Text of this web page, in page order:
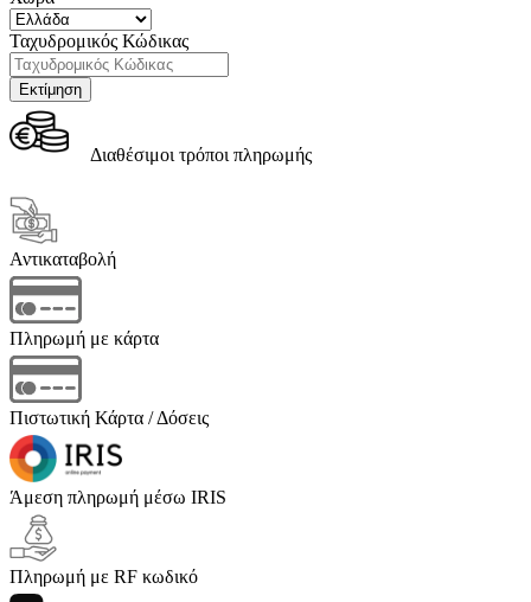
Ταχυδρομικός Κώδικας
Διαθέσιμοι τρόποι πληρωμής
Αντικαταβολή
Πληρωμή με κάρτα
Πιστωτική Κάρτα / Δόσεις
Άμεση πληρωμή μέσω IRIS
Πληρωμή με RF κωδικό